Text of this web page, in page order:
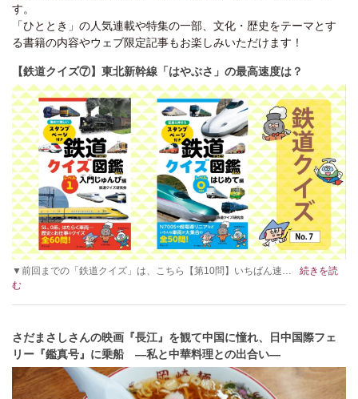
す。
「ひととき」の人気連載や特集の一部、文化・歴史をテーマとす
る書籍の内容やウェブ限定記事もお楽しみいただけます！
【鉄道クイズ⑦】東北新幹線「はやぶさ」の最高速度は？
▼前回までの「鉄道クイズ」は、こちら【第10問】いちばん速…
続きを読
む
さだまさしさんの映画『長江』を観て中国に憧れ、日中国際フェ
リー『鑑真号』に乗船 ―私と中華料理との出合い―